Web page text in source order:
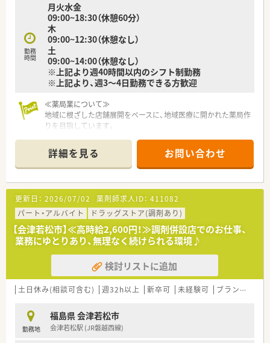
勤務
時間
月火水金
09:00~18:30（休憩60分）
木
09:00~12:30（休憩なし）
土
09:00~14:00（休憩なし）
※上記より週40時間以内のシフト制勤務
※上記より、週3～4日勤務できる方歓迎
≪薬局業について≫
地域に根ざした店舗展開をベースに、地域医療に開かれた薬局作
りを目指しています。
詳細を見る お問い合わせ
更新日： 2026/07/02 薬剤師求人ID： 411082
パート・アルバイト
ドラッグストア(調剤あり)
【会津若松市】≪高時給2,600円！≫調剤併設店でのお仕事、
業務にゆとりあり、無理なく続けられる環境♪
検討リストに追加
土日休み(相談可含む) 週32h以上 新卒可 未経験可 ブランク可
勤務地
福島県 会津若松市
会津若松駅 (JR磐越西線)